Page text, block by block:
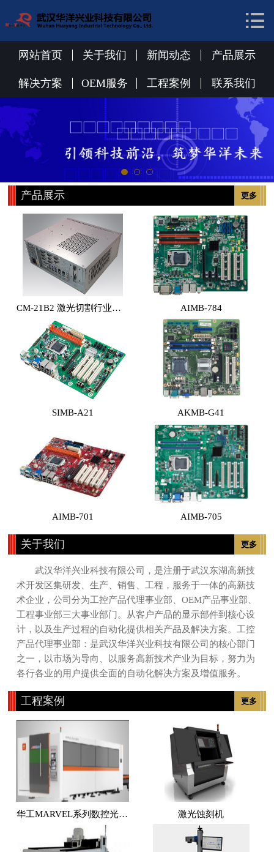
关于我们
新闻动态
解决方案
OEM服务
工程案例
联系我们

网站首页 关于我们 新闻动态 产品展示
解决方案 OEM服务 工程案例 联系我们
更多
产品展示
CM-21B2 激光切割行业专用工控机 （体积小，性能高，价格实惠） AIMB-784
SIMB-A21 AKMB-G41
AIMB-701 AIMB-705
更多
关于我们
武汉华洋兴业科技有限公司，是注册于武汉东湖高新技
术开发区集研发、生产、销售、工程，服务于一体的高新技
术企业，公司分为工控产品代理事业部、OEM产品事业部、
工程事业部三大事业部门。从客户产品的显示部件到核心设
计，以及生产过程的自动化提供相关产品及解决方案。工控
产品代理事业部：是武汉华洋兴业科技有限公司的核心部门
之一，以市场为导向、以服务高新技术产业为目标，努力为
各行各业的用户提供全面的自动化解决方案及增值服务。
更多
工程案例
华工MARVEL系列数控光纤激光切割机 激光蚀刻机